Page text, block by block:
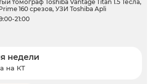
томограф Toshiba Vantage Titan 1.5 Тесла,
160 срезов, УЗИ Toshiba Apli
21:00
недели
на КТ